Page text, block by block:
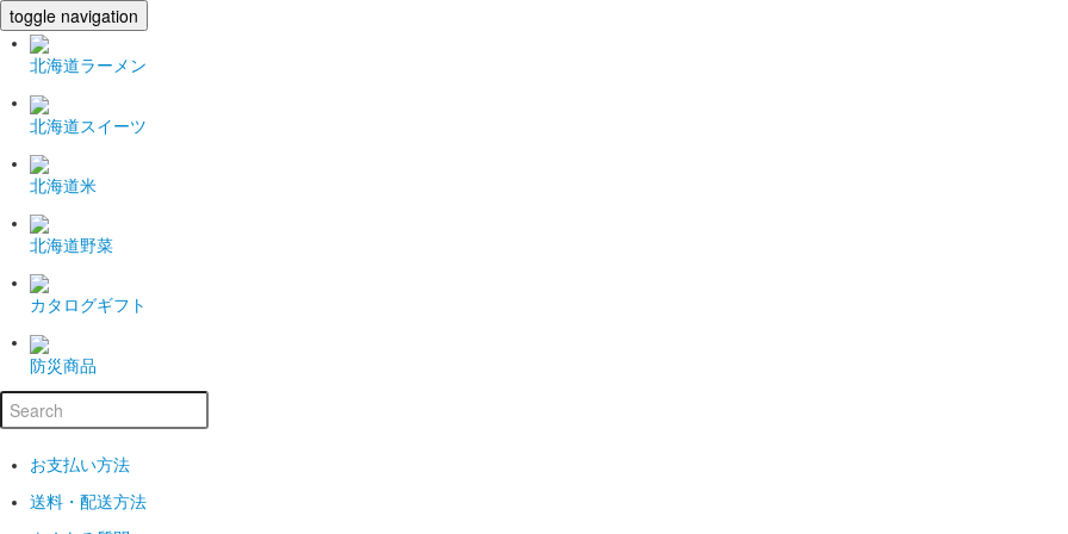
toggle navigation
北海道ラーメン
北海道スイーツ
北海道米
北海道野菜
カタログギフト
防災商品
お支払い方法
送料・配送方法